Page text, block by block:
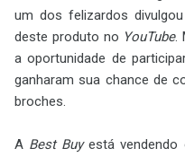
um dos felizardos
deste produto no YouTube.
a oportunidade de
ganharam sua chance de
broches.
A Best Buyestá vendendo